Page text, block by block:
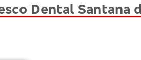
Dental Santana